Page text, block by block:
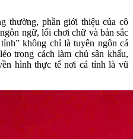
thường, phần giới thiệu của cô
ngữ, lối chơi chữ và bản sắc
không chỉ là tuyên ngôn cá
trong cách làm chủ sân khấu,
hình thực tế nơi cá tính là vũ